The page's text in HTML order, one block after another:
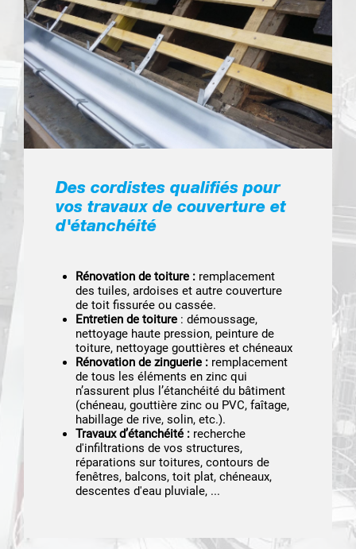
Des cordistes qualifiés pour
vos travaux de couverture et
d'étanchéité
Rénovation de toiture : remplacement
des tuiles, ardoises et autre couverture
de toit fissurée ou cassée.
Entretien de toiture : démoussage,
nettoyage haute pression, peinture de
toiture, nettoyage gouttières et chéneaux
Rénovation de zinguerie : remplacement
de tous les éléments en zinc qui
n’assurent plus l’étanchéité du bâtiment
(chéneau, gouttière zinc ou PVC, faîtage,
habillage de rive, solin, etc.).
Travaux d’étanchéité : recherche
d'infiltrations de vos structures,
réparations sur toitures, contours de
fenêtres, balcons, toit plat, chéneaux,
descentes d'eau pluviale, ...